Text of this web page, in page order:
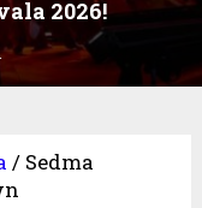
2026!
/ Sedma